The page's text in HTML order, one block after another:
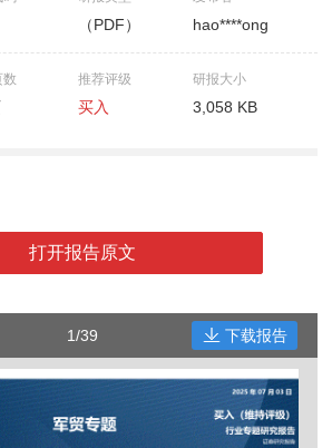
（PDF） hao****ong
数 推荐评级
买入
研报大小
3,058 KB
打开报告原文
1/39 下载报告